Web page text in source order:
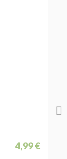
4,99 €